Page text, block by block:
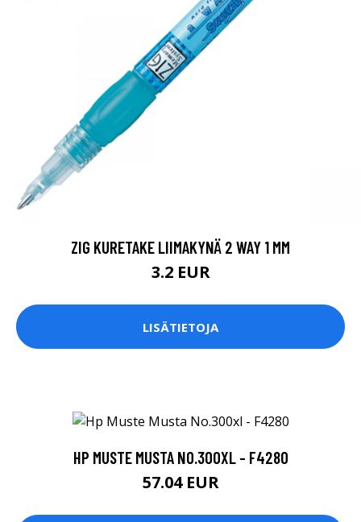
ZIG KURETAKE LIIMAKYNÄ 2 WAY 1 MM
3.2 EUR
LISÄTIETOJA
HP MUSTE MUSTA NO.300XL - F4280
57.04 EUR